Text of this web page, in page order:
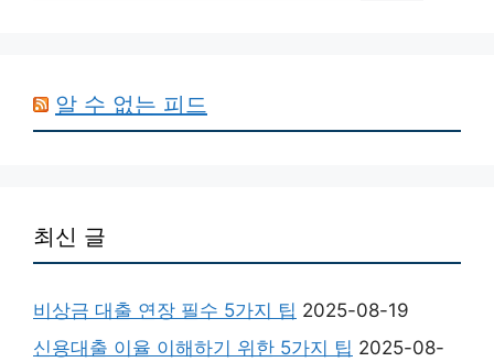
알 수 없는 피드
최신 글
비상금 대출 연장 필수 5가지 팁 2025-08-19
신용대출 이율 이해하기 위한 5가지 팁 2025-08-